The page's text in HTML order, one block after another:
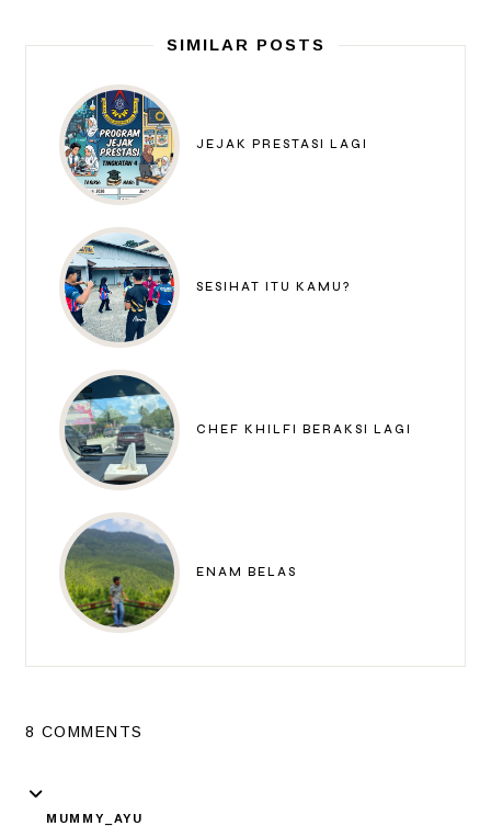
SIMILAR POSTS
JEJAK PRESTASI LAGI
SESIHAT ITU KAMU?
CHEF KHILFI BERAKSI LAGI
ENAM BELAS
8 COMMENTS
MUMMY_AYU